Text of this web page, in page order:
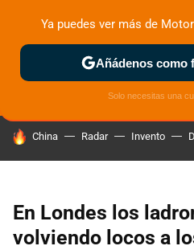
ZONA DE PRUEBAS
HOY SE HABLA DE
China Radar Invento
En Londes los
volviendo locos a
Ya puedes ver más de
Añádenos como
Solo necesitas una